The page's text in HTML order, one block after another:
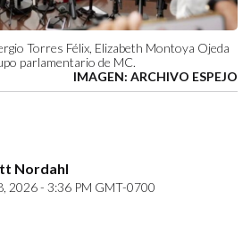
Torres Félix, Elizabeth Montoya Ojeda
parlamentario de MC.
IMAGEN: ARCHIVO ESPEJO
Nordahl
2026 - 3:36 PM GMT-0700